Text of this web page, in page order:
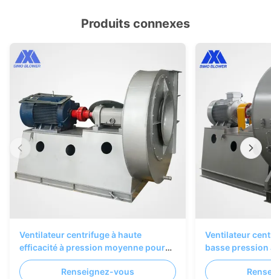
Produits connexes
Ventilateur centrifuge à haute
efficacité à pression moyenne pour
les systèmes de ventilation et de
collecte de poussière industriels
Renseignez-vous
Ventilateur
basse pression
les